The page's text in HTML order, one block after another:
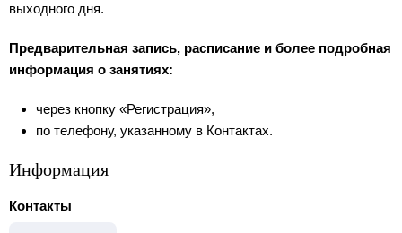
выходного дня.
Предварительная запись, расписание и более подробная
информация о занятиях:
через кнопку «Регистрация»,
по телефону, указанному в Контактах.
Информация
Контакты